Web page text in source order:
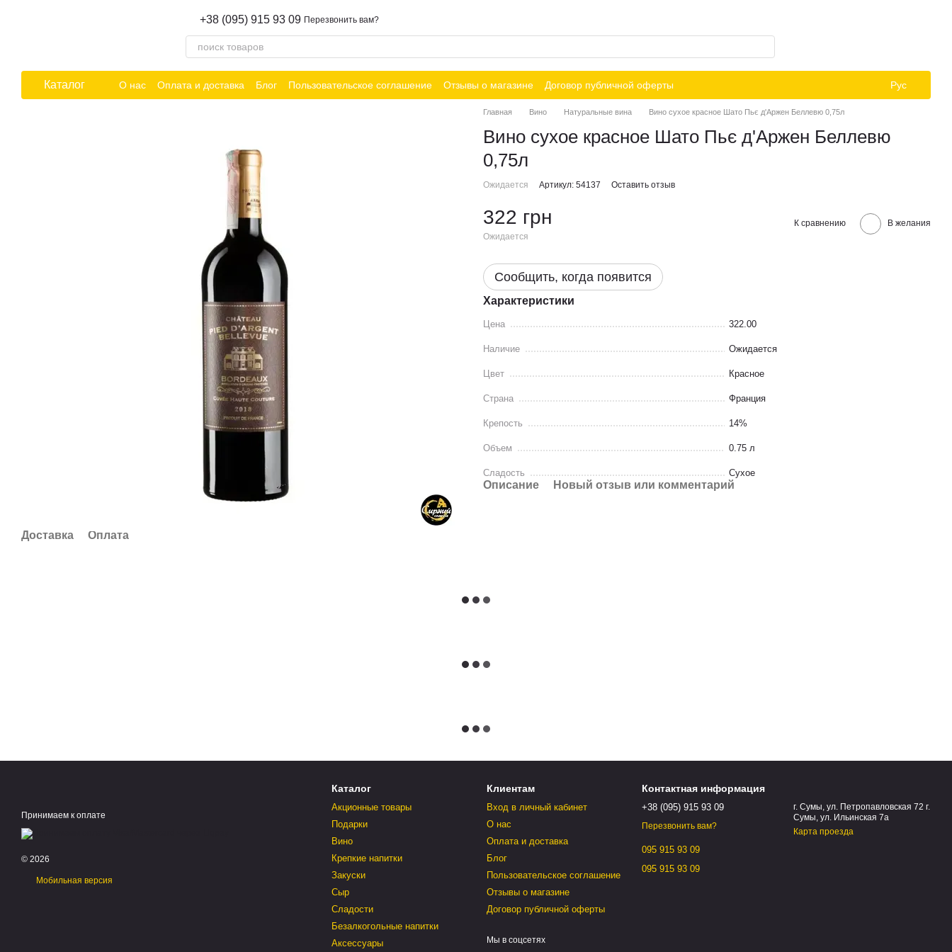
+38 (095) 915 93 09 Перезвонить вам?
Каталог О нас Оплата и доставка Блог Пользовательское соглашение Отзывы о магазине Договор публичной оферты Рус
Доставка Оплата
Главная Вино Натуральные вина Вино сухое красное Шато Пьє д'Аржен Беллевю 0,75л
Вино сухое красное Шато Пьє д'Аржен Беллевю
0,75л
Ожидается Артикул: 54137 Оставить отзыв
322 грн
Ожидается
К сравнению В желания
Сообщить, когда появится
Характеристики
Цена 322.00
Наличие Ожидается
Цвет Красное
Страна Франция
Крепость 14%
Объем 0.75 л
Сладость Сухое
Описание Новый отзыв или комментарий
Принимаем к оплате
© 2026
Мобильная версия
Каталог
Акционные товары
Подарки
Вино
Крепкие напитки
Закуски
Сыр
Сладости
Безалкогольные напитки
Аксессуары
Клиентам
Вход в личный кабинет
О нас
Оплата и доставка
Блог
Пользовательское соглашение
Отзывы о магазине
Договор публичной оферты
Мы в соцсетях
Контактная информация
+38 (095) 915 93 09
Перезвонить вам?
095 915 93 09
095 915 93 09
г. Сумы, ул. Петропавловская 72 г.
Сумы, ул. Ильинская 7а
Карта проезда